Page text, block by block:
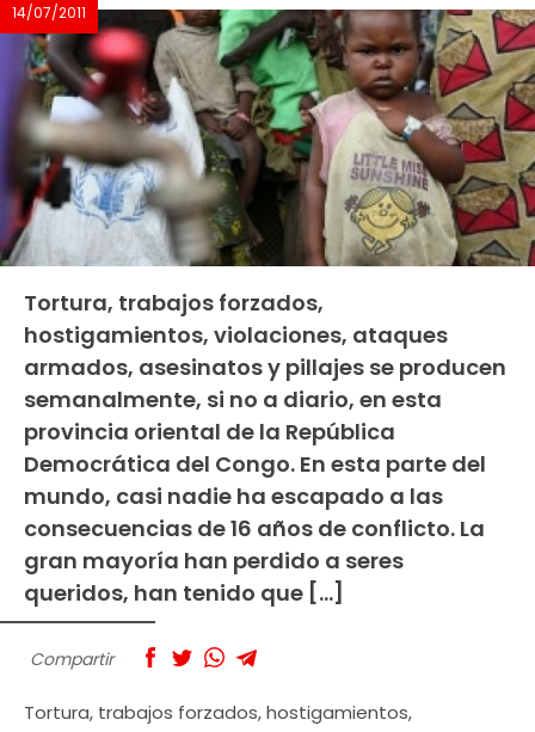
14/07/2011
Tortura, trabajos forzados,
hostigamientos, violaciones, ataques
armados, asesinatos y pillajes se producen
semanalmente, si no a diario, en esta
provincia oriental de la República
Democrática del Congo. En esta parte del
mundo, casi nadie ha escapado a las
consecuencias de 16 años de conflicto. La
gran mayoría han perdido a seres
queridos, han tenido que […]
Compartir
Tortura, trabajos forzados, hostigamientos,